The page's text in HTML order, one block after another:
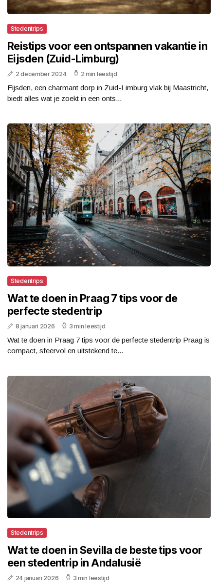
Stedentrips
Reistips voor een ontspannen vakantie in
Eijsden (Zuid-Limburg)
2 december 2024 2 min leestijd
Eijsden, een charmant dorp in Zuid-Limburg vlak bij Maastricht,
biedt alles wat je zoekt in een onts...
Stedentrips
Wat te doen in Praag 7 tips voor de
perfecte stedentrip
8 januari 2026 3 min leestijd
Wat te doen in Praag 7 tips voor de perfecte stedentrip Praag is
compact, sfeervol en uitstekend te...
Stedentrips
Wat te doen in Sevilla de beste tips voor
een stedentrip in Andalusië
24 januari 2026 3 min leestijd